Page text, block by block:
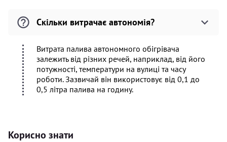
Скільки витрачає автономія?
Витрата палива автономного обігрівача
залежить від різних речей, наприклад, від його
потужності, температури на вулиці та часу
роботи. Зазвичай він використовує від 0,1 до
0,5 літра палива на годину.
Корисно знати